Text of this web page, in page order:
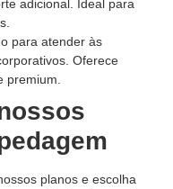
adicional. Ideal para
para atender às
Oferece
premium.
planos e escolha